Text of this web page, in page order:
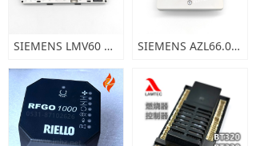
SIEMENS LMV60 西门子燃烧管理系统 SIEMENS AZL66.00A8 操作器，配套LMV60.xxx系统